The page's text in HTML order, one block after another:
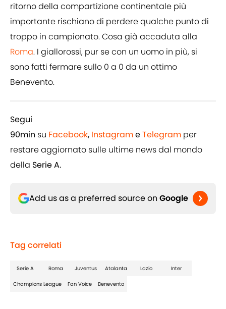
ritorno della compartizione continentale più
importante rischiano di perdere qualche punto di
troppo in campionato. Cosa già accaduta alla
Roma. I giallorossi, pur se con un uomo in più, si
sono fatti fermare sullo 0 a 0 da un ottimo
Benevento.
Segui
90min su Facebook, InstagrameTelegram per
restare aggiornato sulle ultime news dal mondo
della Serie A.
Add us as a preferred source on Google
Tag correlati
Serie A Roma Juventus Atalanta Lazio Inter
Champions League Fan Voice Benevento